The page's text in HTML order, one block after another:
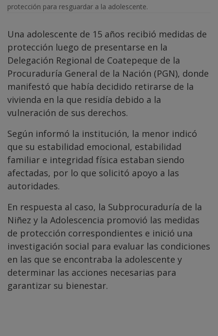
protección para resguardar a la adolescente.
Una adolescente de 15 años recibió medidas de
protección luego de presentarse en la
Delegación Regional de Coatepeque de la
Procuraduría General de la Nación (PGN), donde
manifestó que había decidido retirarse de la
vivienda en la que residía debido a la
vulneración de sus derechos.
Según informó la institución, la menor indicó
que su estabilidad emocional, estabilidad
familiar e integridad física estaban siendo
afectadas, por lo que solicitó apoyo a las
autoridades.
En respuesta al caso, la Subprocuraduría de la
Niñez y la Adolescencia promovió las medidas
de protección correspondientes e inició una
investigación social para evaluar las condiciones
en las que se encontraba la adolescente y
determinar las acciones necesarias para
garantizar su bienestar.